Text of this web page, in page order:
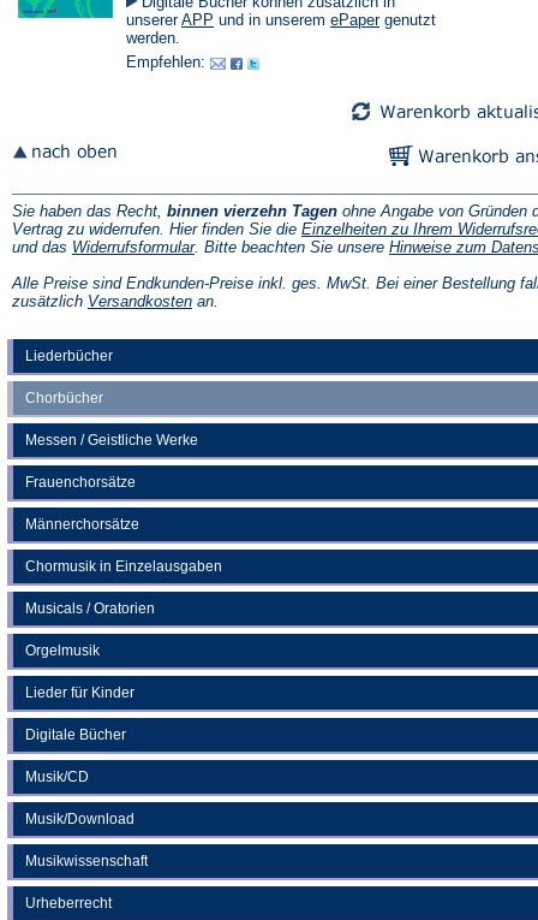
Liederbücher
Chorbücher
Messen / Geistliche Werke
Frauenchorsätze
Männerchorsätze
Chormusik in Einzelausgaben
Musicals / Oratorien
Orgelmusik
Lieder für Kinder
Digitale Bücher
Musik/CD
Musik/Download
Musikwissenschaft
Urheberrecht
einem
unsererAPP (Öffnet
neuen
und in unserem ePaper(Öffnet
genutzt
werden.
Empfehlen:
Sie haben das Recht, binnen vierzehn Tagen ohne Angabe von Gründen
Vertrag zu widerrufen. Hier finden Sie die Einzelheiten zu Ihrem
und das Widerrufsformular(Öffnet
einem
neuen
. Bitte beachten Sie unsere Hinweise zum
Alle Preise sind Endkunden-Preise inkl. ges. MwSt. Bei einer Bestellung
zusätzlich Versandkosten(Öffnet
an.